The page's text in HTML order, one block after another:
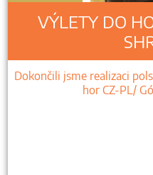
VÝLETY DO
Dokončili jsme realizaci
hor CZ-PL/